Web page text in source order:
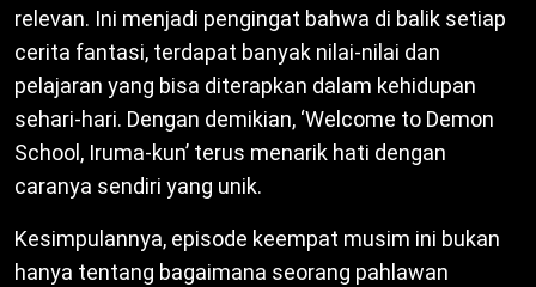
relevan. Ini menjadi pengingat bahwa di balik setiap
cerita fantasi, terdapat banyak nilai-nilai dan
pelajaran yang bisa diterapkan dalam kehidupan
sehari-hari. Dengan demikian, ‘Welcome to Demon
School, Iruma-kun’ terus menarik hati dengan
caranya sendiri yang unik.
Kesimpulannya, episode keempat musim ini bukan
hanya tentang bagaimana seorang pahlawan